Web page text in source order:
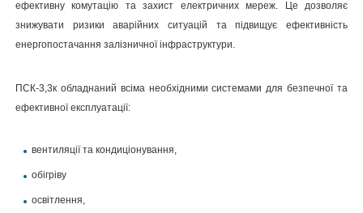
ефективну комутацію та захист електричних мереж. Це дозволяє
знижувати ризики аварійних ситуацій та підвищує ефективність
енергопостачання залізничної інфраструктури.
ПСК-3,3к обладнаний всіма необхідними системами для безпечної та
ефективної експлуатації:
вентиляції та кондиціонування,
обігріву
освітлення,